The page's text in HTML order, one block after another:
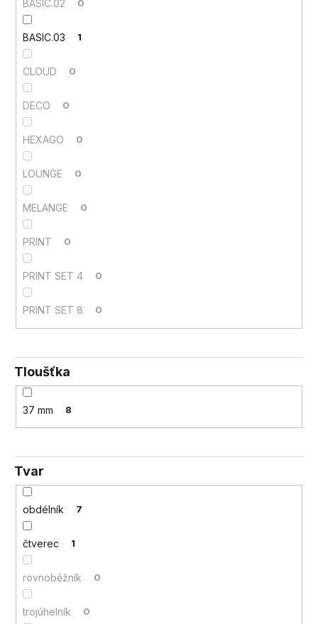
BASIC.02 0
BASIC.03 1
CLOUD 0
DECO 0
HEXAGO 0
LOUNGE 0
MELANGE 0
PRINT 0
PRINT SET 4 0
PRINT SET 8 0
Tloušťka
37 mm 8
Tvar
obdélník 7
čtverec 1
rovnoběžník 0
trojúhelník 0